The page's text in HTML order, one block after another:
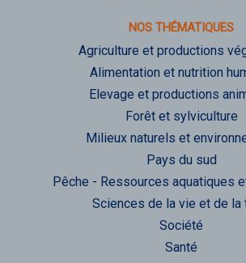
NOS THÉMATIQUES
Agriculture et productions
Alimentation et nutrition
Elevage et productions
Forêt et sylviculture
Milieux naturels et
Pays du sud
Pêche - Ressources aquatiques
Sciences de la vie et de la
Société
Santé